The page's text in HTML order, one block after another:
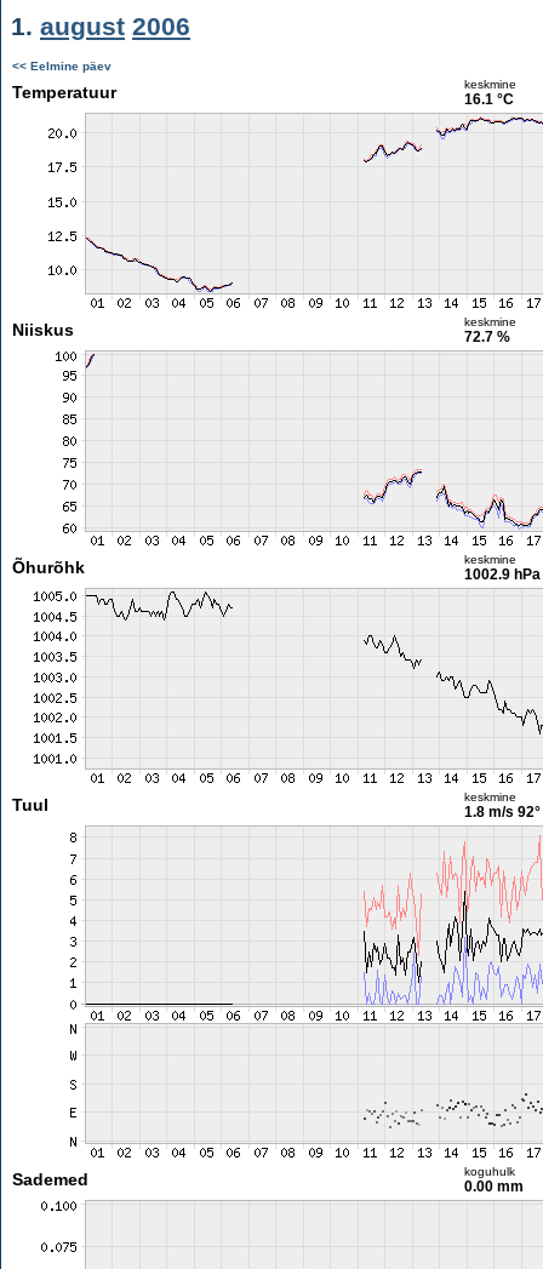
1. august 2006
<< Eelmine päev
Temperatuur keskmine
16.1 °C
Niiskus keskmine
72.7 %
Õhurõhk keskmine
1002.9 hPa
Tuul keskmine
1.8 m/s 92°
Sademed koguhulk
0.00 mm